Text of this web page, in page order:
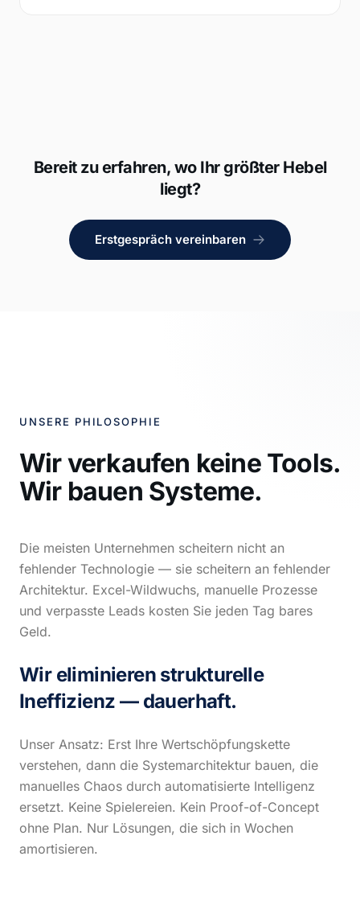
Bereit zu erfahren, wo Ihr größter Hebel
liegt?
Erstgespräch vereinbaren
UNSERE PHILOSOPHIE
Wir verkaufen keine Tools.
Wir bauen Systeme.
Die meisten Unternehmen scheitern nicht an
fehlender Technologie — sie scheitern an fehlender
Architektur. Excel-Wildwuchs, manuelle Prozesse
und verpasste Leads kosten Sie jeden Tag bares
Geld.
Wir eliminieren strukturelle
Ineffizienz — dauerhaft.
Unser Ansatz: Erst Ihre Wertschöpfungskette
verstehen, dann die Systemarchitektur bauen, die
manuelles Chaos durch automatisierte Intelligenz
ersetzt. Keine Spielereien. Kein Proof-of-Concept
ohne Plan. Nur Lösungen, die sich in Wochen
amortisieren.